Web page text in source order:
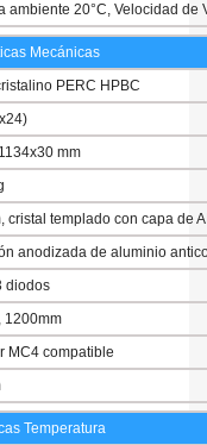
ambiente 20°C, Velocidad de
Mecánicas
PERC HPBC
mm
cristal templado con capa de
anodizada de aluminio
diodos
1200mm
MC4 compatible
Temperatura